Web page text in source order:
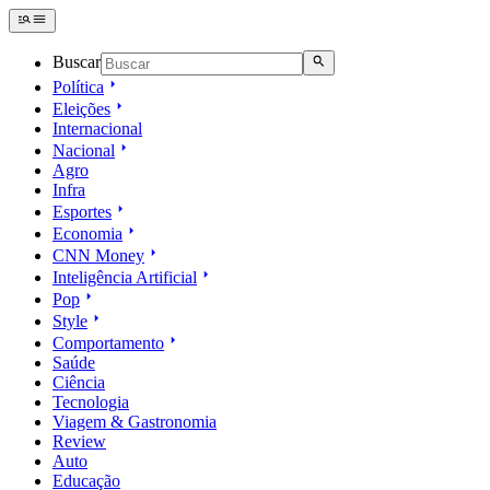
Buscar
Política
Eleições
Internacional
Nacional
Agro
Infra
Esportes
Economia
CNN Money
Inteligência Artificial
Pop
Style
Comportamento
Saúde
Ciência
Tecnologia
Viagem & Gastronomia
Review
Auto
Educação